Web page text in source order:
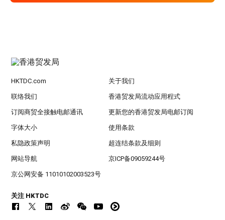
HKTDC.com 关于我们
联络我们 香港贸发局流动应用程式
订阅商贸全接触电邮通讯 更新您的香港贸发局电邮订阅
字体大小 使用条款
私隐政策声明 超连结条款及细则
网站导航 京ICP备09059244号
京公网安备 11010102003523号
关注 HKTDC